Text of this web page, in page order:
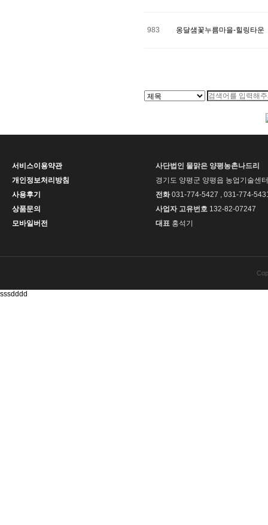
983 옹달샘꽃누름마을-힐링타운
서비스이용약관
개인정보처리방침
사용후기
상품문의
모바일버전
사단법인 물맑은 양평농촌나드리
경기도 양평군 양평읍 농업기술센
전화031-774-5427 , 031-774-
사업자 고유번호 132-82-07247
대표 홍석기
sssdddd